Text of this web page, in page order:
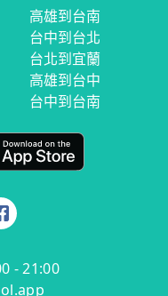
高雄到台南
台中到台北
台北到宜蘭
高雄到台中
台中到台南
- 21:00